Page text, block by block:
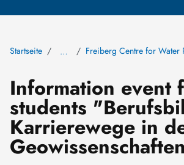
Startseite … Freiberg Centre for Water
Information event
students
Karrierewege in